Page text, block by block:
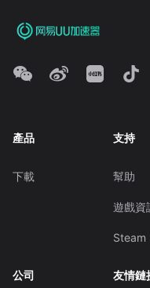
產品
下載
支持
幫助
遊戲資
Steam
公司 友情鏈